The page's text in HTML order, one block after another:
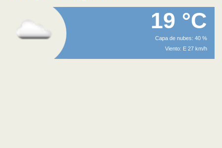
19 °C
Capa de nubes: 40 %
Viento: E 27 km/h